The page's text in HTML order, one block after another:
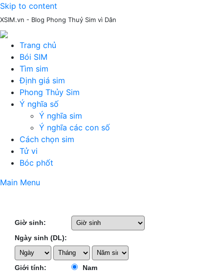
Skip to content
XSIM.vn - Blog Phong Thuỷ Sim vì Dân
Trang chủ
Bói SIM
Tìm sim
Định giá sim
Phong Thủy Sim
Ý nghĩa số
Ý nghĩa sim
Ý nghĩa các con số
Cách chọn sim
Tử vi
Bóc phốt
Main Menu
Giờ sinh:
Ngày sinh (DL):
Giới tính:
Nam